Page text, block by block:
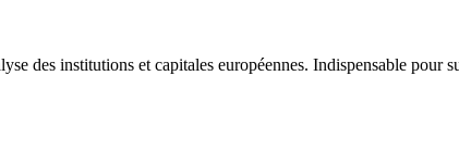
des institutions et capitales européennes. Indispensable pour